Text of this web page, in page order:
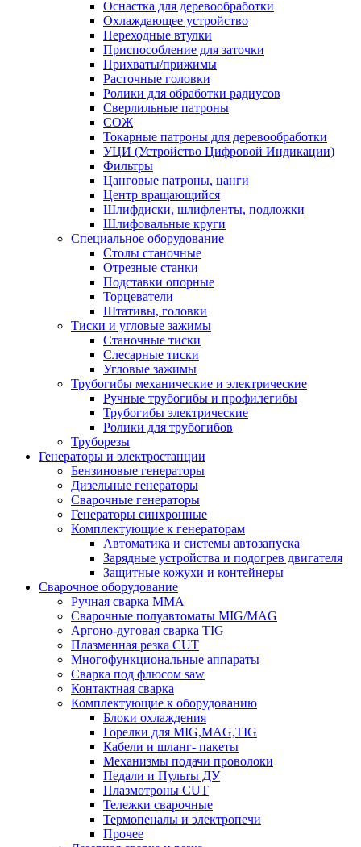
Оснастка для деревообработки
Охлаждающее устройство
Переходные втулки
Приспособление для заточки
Прихваты/прижимы
Расточные головки
Ролики для обработки радиусов
Сверлильные патроны
СОЖ
Токарные патроны для деревообработки
УЦИ (Устройство Цифровой Индикации)
Фильтры
Цанговые патроны, цанги
Центр вращающийся
Шлифдиски, шлифленты, подложки
Шлифовальные круги
Специальное оборудование
Столы станочные
Отрезные станки
Подставки опорные
Торцеватели
Штативы, головки
Тиски и угловые зажимы
Станочные тиски
Слесарные тиски
Угловые зажимы
Трубогибы механические и электрические
Ручные трубогибы и профилегибы
Трубогибы электрические
Ролики для трубогибов
Труборезы
Генераторы и электростанции
Бензиновые генераторы
Дизельные генераторы
Сварочные генераторы
Генераторы синхронные
Комплектующие к генераторам
Автоматика и системы автозапуска
Зарядные устройства и подогрев двигателя
Защитные кожухи и контейнеры
Сварочное оборудование
Ручная сварка MMA
Сварочные полуавтоматы MIG/MAG
Аргоно-дуговая сварка TIG
Плазменная резка CUT
Многофункциональные аппараты
Сварка под флюсом saw
Контактная сварка
Комплектующие к оборудованию
Блоки охлаждения
Горелки для MIG,MAG,TIG
Кабели и шланг- пакеты
Механизмы подачи проволоки
Педали и Пульты ДУ
Плазмотроны CUT
Тележки сварочные
Термопеналы и электропечи
Прочее